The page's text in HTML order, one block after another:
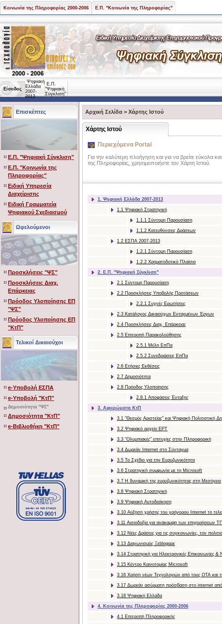
Κοινωνία της Πληροφορίας 2000-2006 Ε.Π. "Κοινωνία της Πληροφορίας"
Είσοδος
Ψηφιακή
Ελλάδα
2007-
2013
Ε.Π.
"Ψηφιακή
Σύγκλιση"
Επισκέπτες
Ε.Π. "Ψηφιακή Σύγκλιση"
Ε.Π. "Κοινωνία της
Πληροφορίας"
Ειδική Υπηρεσία
Διαχείρισης
Ειδική Γραμματεία
Ψηφιακού Σχεδιασμού
Ωφελούμενοι
Προσκλήσεις "ΨΣ"
Προσκλήσεις Διαχ.
Επάρκειας
Πρόοδος Υλοποίησης ΕΠ
"ΨΣ"
Πρόοδος Υλοποίησης ΕΠ
"ΚτΠ"
Τελικοί Δικαιούχοι
e-Υποβολή ΕΣΠΑ
e-Υποβολή "ΚτΠ"
Δημοσιότητα "ΨΣ"
Δημοσιότητα "ΚτΠ"
e-Βιβλιοθήκη "ΚτΠ"
Αρχική Σελίδα > Χάρτης Ιστού
Χάρτης Ιστού
Περιεχόμενα Portal
Για την καλύτερη πλοήγηση και για να βρείτε εύκολα
της Πληροφορίας, χρησιμοποιήστε τον Χάρτη Ιστού.
1. Ψηφιακή Ελλάδα 2007-2013
1.1 Ψηφιακή Στρατηγική
1.1.1 Σύντομη Παρουσίαση
1.1.2 Κατευθύνσεις Δράσεων
1.2 ΕΣΠΑ 2007-2013
1.2.1 Σύντομη Παρουσίαση
1.2.2 Χρηματοδοτικό Πλαίσιο
2. Ε.Π. "Ψηφιακή Σύγκλιση"
2.1 Σύντομη Παρουσίαση
2.2 Προσκλήσεις Υποβολής Προτάσεων
2.2.1 Συχνές Ερωτήσεις
2.3 Κατάλογος Δικαιούχων Ενταγμένων Έργων
2.4 Προσκλήσεις Διαχ. Επάρκειας
2.5 Επιτροπή Παρακολούθησης
2.5.1 Μέλη ΕπΠα
2.5.2 Συνεδριάσεις ΕπΠα
2.6 Ετήσιες Εκθέσεις
2.7 Δημοσιότητα
2.8 Πρόοδος Υλοποίησης
2.8.1 Αποφάσεις Ένταξης
3. Αφιερώματα ΚτΠ
3.1 "Θεσμός Αριστείας" και Ψηφιακή Πολιτιστική
3.2 Ψηφιακό αρχείο ΕΡΤ
3.3 "Ολυμπιακές" επιτυχίες στην Πληροφορική
3.4 Δωρεάν Internet στο Σύνταγμα
3.5 Το Σχέδιο για την Ευρυζωνικότητα
3.6 Στρατηγική συμφωνία με τη Microsoft
3.7 Η δυναμική της ευρυζωνικότητας στη Μεσόγειο
3.8 Ψηφιακή Στρατηγική
3.9 Ψηφιακή Αυτοδιοίκηση
3.10 Αύξηση χρήσης του γρήγορου Internet το
3.11 Αισιοδοξία για ανάκαμψη των επιχειρήσεων
3.12 Nέες Δράσεις για τις συγκοινωνίες, τον
3.13 Διαγωνισμός Ξεblogαρε
3.14 Στρατηγική για Ηλεκτρονικές Επικοινωνίες &
3.15 Κέντρο Καινοτομίας Microsoft
3.16 Χρήση νέων Τεχνολογιών από τους ΟΤΑ και
3.17 Δωρεάν ασύρματη πρόσβαση στο internet
3.18 Ψηφιακή Ελλάδα
4. Κοινωνία της Πληροφορίας 2000-2006
4.1 Επιτροπή Πληροφορικής